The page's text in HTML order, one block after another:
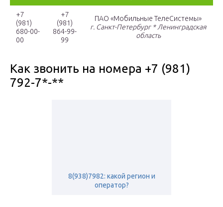
+7
(981)
680-00-
00
+7
(981)
864-99-
99
ПАО «Мобильные ТелеСистемы»
г. Санкт-Петербург * Ленинградская
область
Как звонить на номера +7 (981)
792-7*-**
8(938)7982: какой регион и
оператор?